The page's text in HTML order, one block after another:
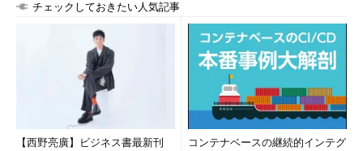
チェックしておきたい人気記事
【西野亮廣】ビジネス書最新刊
コンテナベースの継続的インテグ